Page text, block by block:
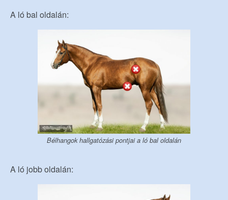
A ló bal oldalán:
Bélhangok hallgatózási pontjai a ló bal oldalán
A ló jobb oldalán: